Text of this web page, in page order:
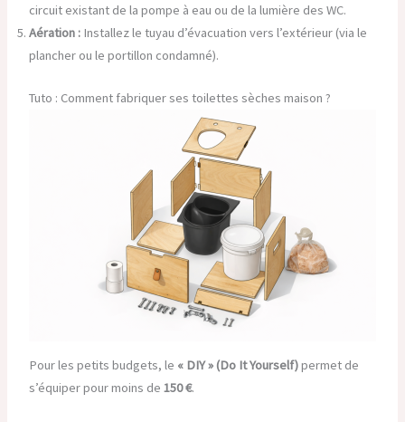
circuit existant de la pompe à eau ou de la lumière des WC.
Aération :Installez le tuyau d’évacuation vers l’extérieur (via le
plancher ou le portillon condamné).
Tuto : Comment fabriquer ses toilettes sèches maison ?
Pour les petits budgets, le « DIY » (Do It Yourself)permet de
s’équiper pour moins de 150 €.